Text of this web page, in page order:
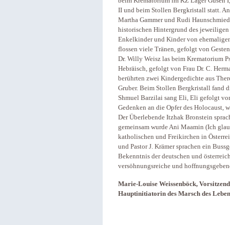
II und beim Stollen Bergkristall statt.
Martha Gammer und Rudi
historischen Hintergrund des
Enkelkinder und Kinder von
flossen viele Tränen, gefolgt von
Dr. Willy Weisz las beim Krematorium
Hebräisch, gefolgt von Frau Dr. C.
berührten zwei Kindergedichte aus
Gruber. Beim Stollen Bergkristall fand
Shmuel Barzilai sang Eli, Eli gefolgt
Gedenken an die Opfer des Holocaust,
Der Überlebende Itzhak Bronstein
gemeinsam wurde Ani Maamin (Ich
katholischen und Freikirchen in
und Pastor J. Krämer sprachen ein
Bekenntnis der deutschen und
versöhnungsreiche und
Marie-Louise Weissenböck,
Hauptinitiatorin des Marsch des